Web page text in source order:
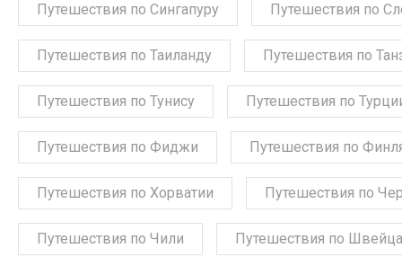
Путешествия по Сингапуру Путешествия по
Путешествия по Таиланду Путешествия по
Путешествия по Тунису Путешествия по
Путешествия по Фиджи Путешествия по
Путешествия по Хорватии Путешествия по
Путешествия по Чили Путешествия по